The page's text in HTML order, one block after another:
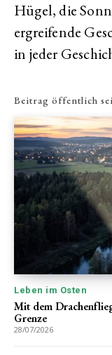
Hügel, die
ergreifende
in jeder
Beitrag öffentlich
Leben im Osten
Mit dem
Grenze
28/07/2026